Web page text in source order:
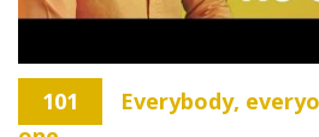
101
Everybody,